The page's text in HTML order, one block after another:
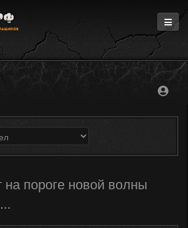
на пороге новой волны